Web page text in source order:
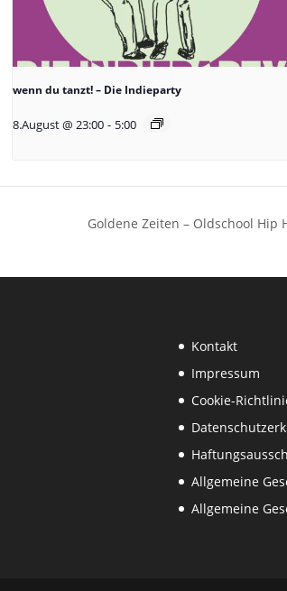
wenn du tanzt! – Die Indieparty
8.August @ 23:00 - 5:00
Goldene Zeiten – Oldschool Hip
Kontakt
Impressum
Cookie-
Allgemeine
Allgemeine